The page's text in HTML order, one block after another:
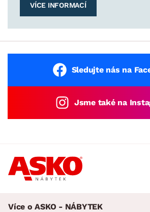
VÍCE INFORMACÍ
Sledujte nás na
Jsme také na
Více o ASKO - NÁBYTEK